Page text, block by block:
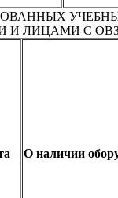
И ЛИЦАМИ С
О наличии